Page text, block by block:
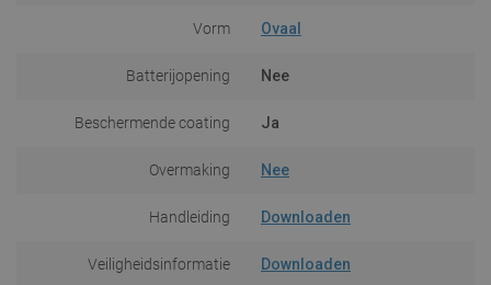
Vorm Ovaal
Batterijopening Nee
Beschermende coating Ja
Overmaking Nee
Handleiding Downloaden
Veiligheidsinformatie Downloaden